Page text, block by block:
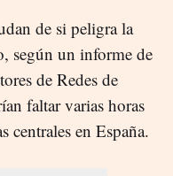
de si peligra la
según un informe de
de Redes de
faltar varias horas
centrales en España.